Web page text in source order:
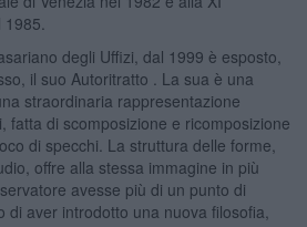
degli Uffizi, dal 1999 è esposto,
il suo Autoritratto . La sua è una
straordinaria rappresentazione
fatta di scomposizione e ricomposizione
di specchi. La struttura delle forme,
offre alla stessa immagine in più
avesse più di un punto di
di aver introdotto una nuova filosofia,